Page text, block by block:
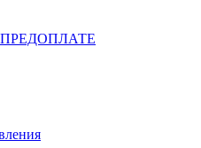
ПРЕДОПЛАТЕ